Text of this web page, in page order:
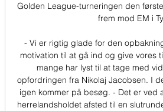
Golden League-turneringen den
frem mod EM i
- Vi er rigtig glade for den
motivation til at gå ind og give vores
mange har lyst til at tage med
opfordringen fra Nikolaj Jacobsen. I
igen kommer på besøg. - Det er ved
herrelandsholdet afsted til en